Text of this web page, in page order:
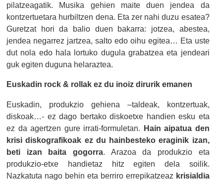
pilatzeagatik. Musika gehien maite duen jendea da
kontzertuetara hurbiltzen dena. Eta zer nahi duzu esatea?
Guretzat hori da balio duen bakarra: jotzea, abestea,
jendea negarrez jartzea, salto edo oihu egitea… Eta uste
dut nola edo hala lortuko dugula grabatzea eta jendeari
guk egiten duguna helaraztea.
Euskadin rock & rollak ez du inoiz dirurik emanen
Euskadin, produkzio gehiena –taldeak, kontzertuak,
diskoak…- ez dago bertako diskoetxe handien esku eta
ez da agertzen gure irrati-formuletan. Hain aipatua den
krisi diskografikoak ez du hainbesteko eraginik izan,
beti izan baita gogorra . Arazoa da produkzio eta
produkzio-etxe handietaz hitz egiten dela soilik.
Nazkatuta nago behin eta berriro errepikatzeaz krisialdia